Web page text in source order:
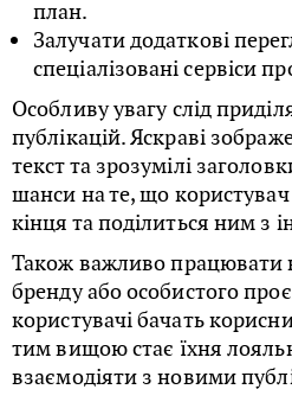
план.
Залучати додаткові
спеціалізовані сервіси
Особливу увагу слід
публікацій. Яскраві
текст та зрозумілі
шанси на те, що
кінця та поділиться ним з
Також важливо працювати
бренду або особистого
користувачі бачать
тим вищою стає їхня
взаємодіяти з новими